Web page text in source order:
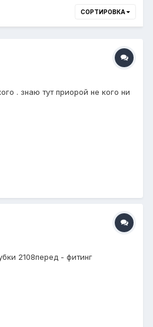
СОРТИРОВКА
. знаю тут приорой не кого ни
2108перед - фитинг